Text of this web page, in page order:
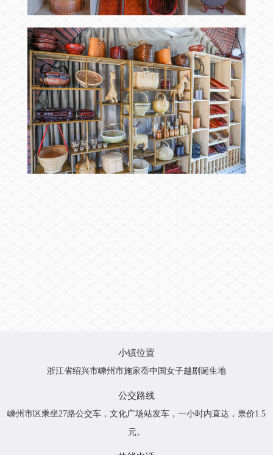
小镇位置
浙江省绍兴市嵊州市施家岙中国女子越剧诞生地
公交路线
嵊州市区乘坐27路公交车，文化广场站发车，一小时内直达，票价1.5
元。